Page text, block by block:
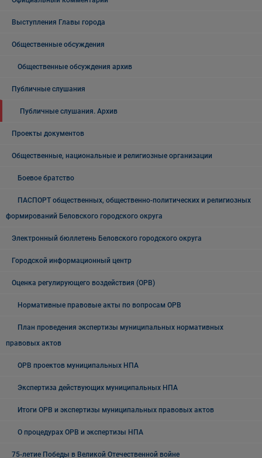
Выступления Главы города
Общественные обсуждения
Общественные обсуждения архив
Публичные слушания
Публичные слушания. Архив
Проекты документов
Общественные, национальные и религиозные организации
Боевое братство
ПАСПОРТ общественных, общественно-политических и религиозных
формирований Беловского городского округа
Электронный бюллетень Беловского городского округа
Городской информационный центр
Оценка регулирующего воздействия (ОРВ)
Нормативные правовые акты по вопросам ОРВ
План проведения экспертизы муниципальных нормативных
правовых актов
ОРВ проектов муниципальных НПА
Экспертиза действующих муниципальных НПА
Итоги ОРВ и экспертизы муниципальных правовых актов
О процедурах ОРВ и экспертизы НПА
75-летие Победы в Великой Отечественной войне